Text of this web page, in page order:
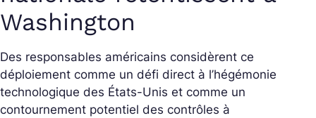
Washington
Des responsables américains considèrent ce
déploiement comme un défi direct à l’hégémonie
technologique des États-Unis et comme un
contournement potentiel des contrôles à